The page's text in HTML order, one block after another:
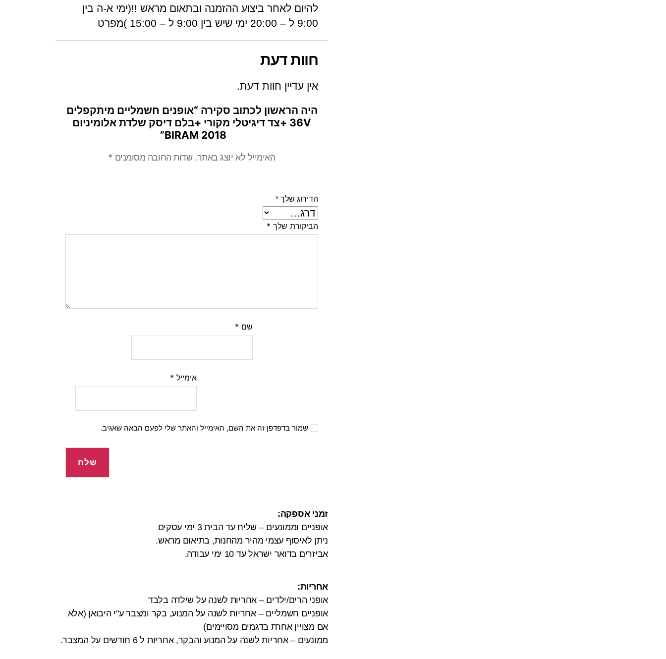
להיום לאחר ביצוע ההזמנה ובתאום מראש !!(ימי א-ה בין
9:00 ל – 20:00 ימי שיש בין 9:00 ל – 15:00 )מפרט
חוות דעת
אין עדיין חוות דעת.
היה הראשון לכתוב סקירה “אופנים חשמליים מיתקפלים
36V +צד דיגיטלי מקורי +בלם דיסק שלדת אלומיניום
2018 BIRAM”
האימייל לא יוצג באתר. שדות החובה מסומנים *
הדירוג שלך *
הביקורת שלך *
שם *
אימייל *
שמור בדפדפן זה את השם, האימייל והאתר שלי לפעם הבאה שאגיב.
זמני אספקה:
אופניים וממונעים – שליח עד הבית 3 ימי עסקים
ניתן לאיסוף עצמי מהיר מהחנות, בתיאום מראש.
אביזרים בדואר ישראל עד 10 ימי עבודה.
אחריות:
אופני הרים/ילדים – אחריות לשנה על שילדה בלבד
אופניים חשמליים – אחריות לשנה על המנוע, בקר ומצבר ע"י היבואן (אלא
אם מצויין אחרת בדגמים מסויימים)
ממונעים – אחריות לשנה על המנוע והבקר, אחריות ל 6 חודשים על המצבר.